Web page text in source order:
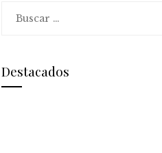
Destacados